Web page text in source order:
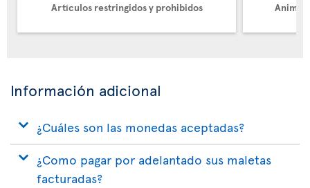
Artículos restringidos y prohibidos
Información adicional
¿Cuáles son las monedas aceptadas?
¿Como pagar por adelantado sus maletas
facturadas?